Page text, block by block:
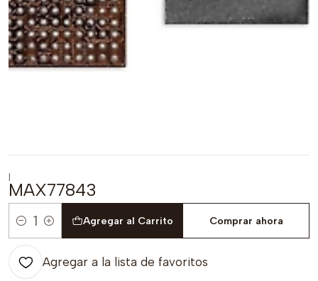
|
MAX77843
Cantidad
Agregar al Carrito Comprar ahora
Agregar a la lista de favoritos